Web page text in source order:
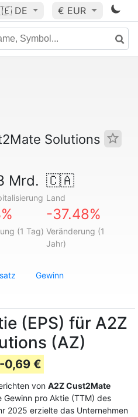
DE € EUR
Solutions
Mrd. 🇨🇦
Land
(1 Tag)
-37.48%
Veränderung (1
Jahr)
Gewinn
(EPS) für A2Z
(AZ)
-0,69 €
von A2Z Cust2Mate
pro Aktie (TTM) des
2025 erzielte das Unternehmen